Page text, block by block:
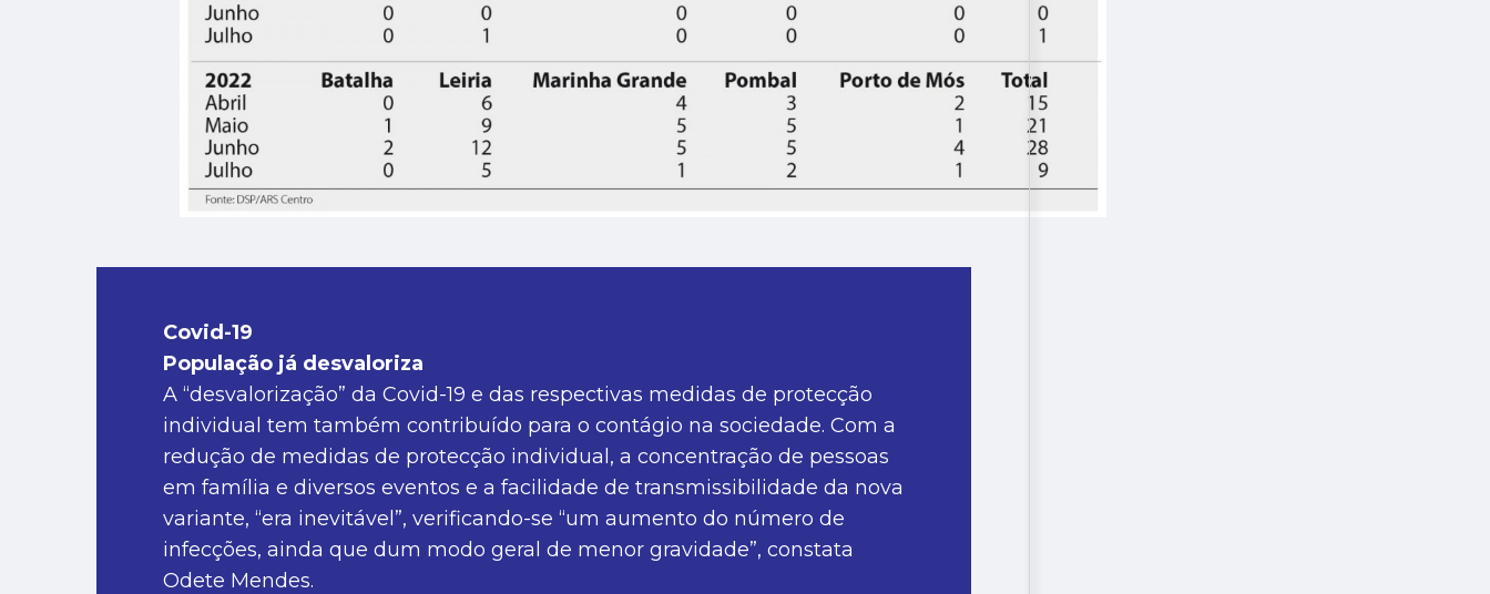
Covid-19
População já desvaloriza
A “desvalorização” da Covid-19 e das respectivas medidas de protecção
individual tem também contribuído para o contágio na sociedade. Com a
redução de medidas de protecção individual, a concentração de pessoas
em família e diversos eventos e a facilidade de transmissibilidade da nova
variante, “era inevitável”, verificando-se “um aumento do número de
infecções, ainda que dum modo geral de menor gravidade”, constata
Odete Mendes.